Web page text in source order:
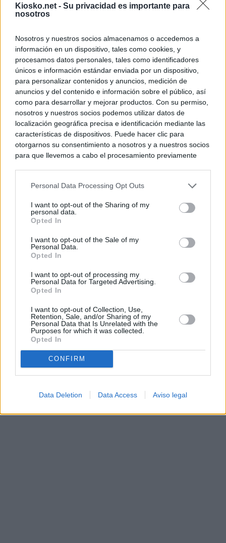
Kiosko.net - Su privacidad es importante para
nosotros
Nosotros y nuestros socios almacenamos o accedemos a
información en un dispositivo, tales como cookies, y
procesamos datos personales, tales como identificadores
únicos e información estándar enviada por un dispositivo,
para personalizar contenidos y anuncios, medición de
anuncios y del contenido e información sobre el público, así
como para desarrollar y mejorar productos. Con su permiso,
nosotros y nuestros socios podemos utilizar datos de
localización geográfica precisa e identificación mediante las
características de dispositivos. Puede hacer clic para
otorgarnos su consentimiento a nosotros y a nuestros socios
para que llevemos a cabo el procesamiento previamente
negar su consentimiento. Tenga en cuenta que algún
de su consentimiento, pero usted tiene el derecho de
rechazar tal procesamiento. Sus preferencias se aplicarán
cualquier momento entrando de nuevo en este sitio web o
visitando nuestra política de privacidad.
Personal Data Processing Opt Outs
I want to opt-out of the Sharing of my
personal data.
Opted In
I want to opt-out of the Sale of my
Personal Data.
Opted In
I want to opt-out of processing my
Personal Data for Targeted Advertising.
Opted In
I want to opt-out of Collection, Use,
Retention, Sale, and/or Sharing of my
Personal Data that Is Unrelated with the
Purposes for which it was collected.
Opted In
CONFIRM
Data Deletion Data Access Aviso legal